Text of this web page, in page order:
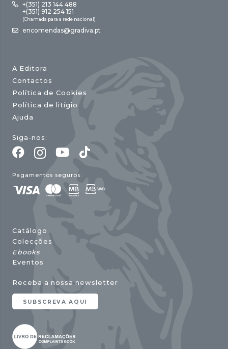
+(351) 213 144 488
+(351) 912 254 151
(Chamada para a rede nacional)
encomendas@gradiva.pt
A Editora
Contactos
Política de Cookies
Política de litígio
Ajuda
Siga-nos:
Pagamentos seguros:
Catálogo
Colecções
Ebooks
Eventos
Receba a nossa newsletter
SUBSCREVA AQUI